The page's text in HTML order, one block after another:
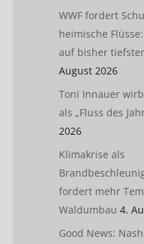
WWF fordert
heimische
auf bisher
August 2026
Toni Innauer
als „Fluss des
2026
Klimakrise als
fordert mehr
Waldumbau 4.
Good News: